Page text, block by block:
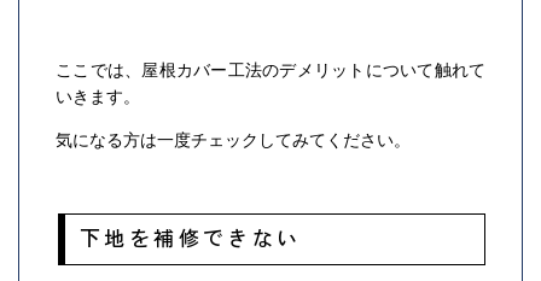
ここでは、屋根カバー工法のデメリットについて触れて
いきます。
気になる方は一度チェックしてみてください。
下地を補修できない